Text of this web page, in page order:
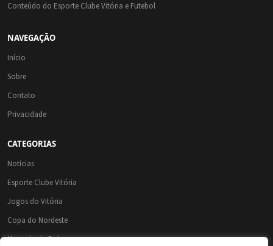
Conteúdo do Esporte Clube Vitória e Futebol
NAVEGAÇÃO
Início
Sobre
Contato
Privacidade
CATEGORIAS
Notícias
Esporte Clube Vitória
Jogos do Vitória
Copa do Nordeste
Mercado da Bola